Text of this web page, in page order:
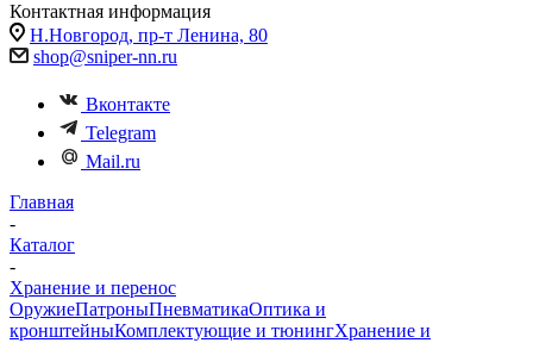
Контактная информация
Н.Новгород, пр-т Ленина, 80
shop@sniper-nn.ru
Вконтакте
Telegram
Mail.ru
Главная
-
Каталог
-
Хранение и перенос
ОружиеПатроныПневматикаОптика и
кронштейныКомплектующие и тюнингХранение и